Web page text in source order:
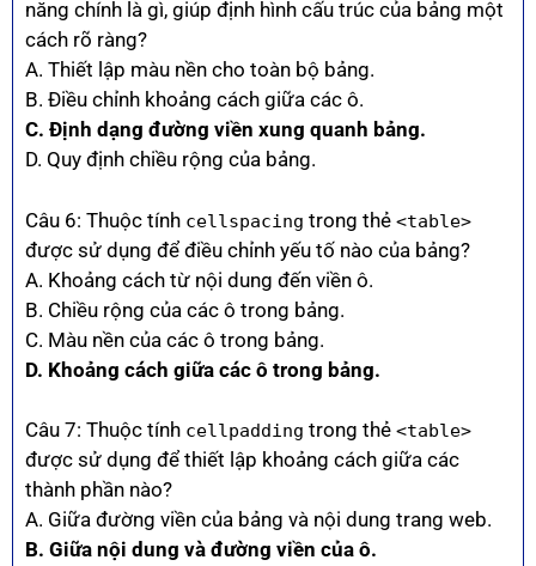
năng chính là gì, giúp định hình cấu trúc của bảng một
cách rõ ràng?
A. Thiết lập màu nền cho toàn bộ bảng.
B. Điều chỉnh khoảng cách giữa các ô.
C. Định dạng đường viền xung quanh bảng.
D. Quy định chiều rộng của bảng.
Câu 6: Thuộc tính cellspacing trong thẻ <table>
được sử dụng để điều chỉnh yếu tố nào của bảng?
A. Khoảng cách từ nội dung đến viền ô.
B. Chiều rộng của các ô trong bảng.
C. Màu nền của các ô trong bảng.
D. Khoảng cách giữa các ô trong bảng.
Câu 7: Thuộc tính cellpadding trong thẻ <table>
được sử dụng để thiết lập khoảng cách giữa các
thành phần nào?
A. Giữa đường viền của bảng và nội dung trang web.
B. Giữa nội dung và đường viền của ô.